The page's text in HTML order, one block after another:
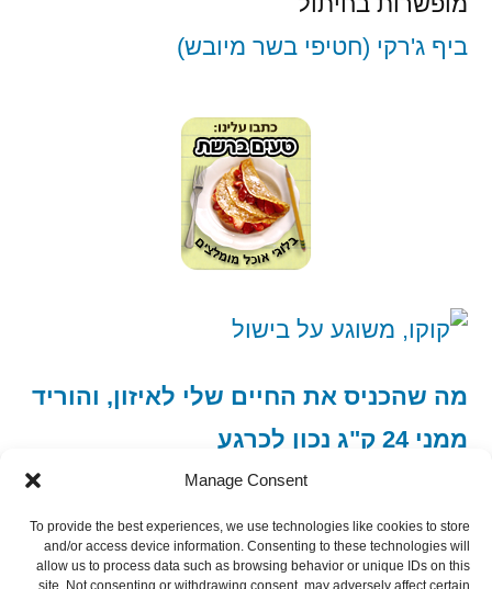
Manage Consent
To provide the best experiences, we use technologies like cookies to store
and/or access device information. Consenting to these technologies will
allow us to process data such as browsing behavior or unique IDs on this
site. Not consenting or withdrawing consent, may adversely affect certain
ביף ג'רקי (חטיפי בשר מיובש)
מה שהכניס את החיים שלי לאיזון, והוריד
ממני 24 ק"ג נכון לכרגע